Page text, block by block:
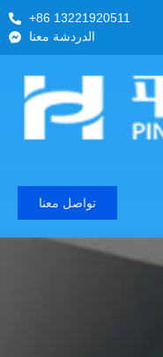
+86 13221920511
الدردشة معنا
تواصل معنا